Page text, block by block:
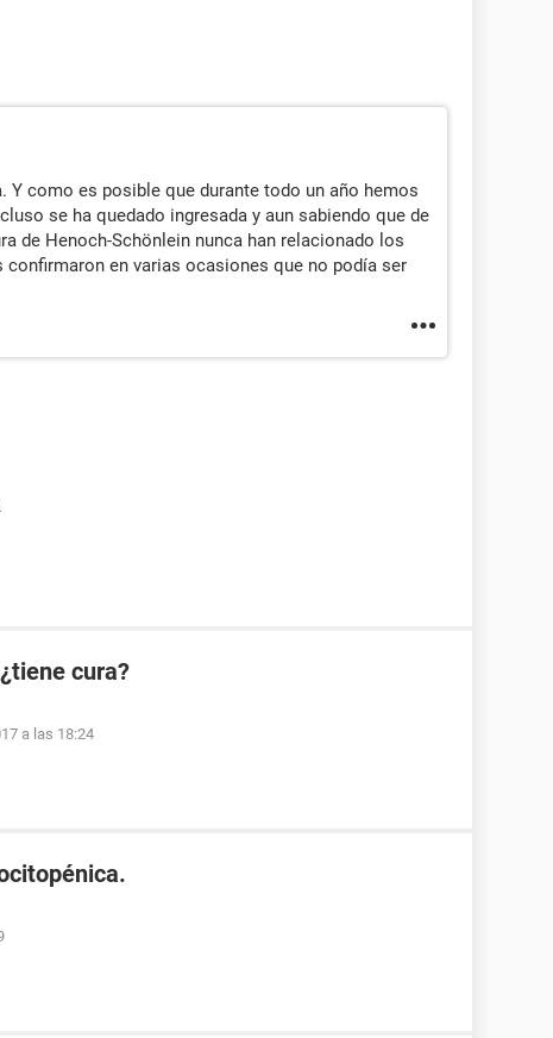
Y como es posible que durante todo un año hemos
se ha quedado ingresada y aun sabiendo que de
de Henoch-Schönlein nunca han relacionado los
en varias ocasiones que no podía ser
cura?
a las 18:24